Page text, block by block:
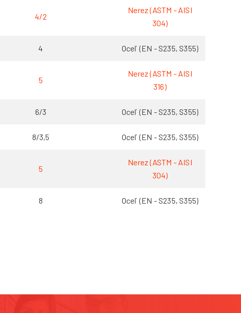
4/2
Nerez (ASTM - AISI
304)
4 Oceľ (EN - S235, S355)
5
Nerez (ASTM - AISI
316)
6/3 Oceľ (EN - S235, S355)
8/3,5 Oceľ (EN - S235, S355)
5
Nerez (ASTM - AISI
304)
8 Oceľ (EN - S235, S355)